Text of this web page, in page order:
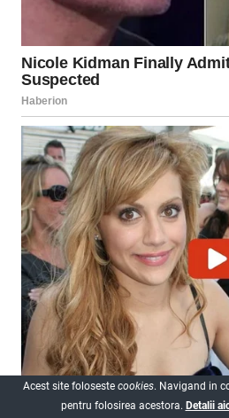
Acest site foloseste cookies. Navigand in
pentru folosirea acestora. Detalii